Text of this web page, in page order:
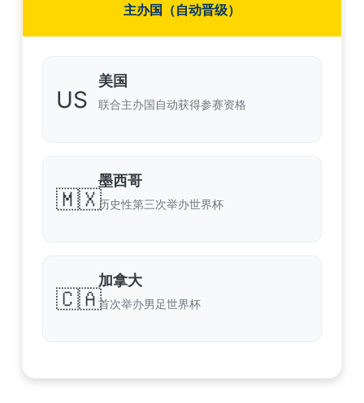
主办国（自动晋级）
US
美国
联合主办国自动获得参赛资格
🇲🇽
墨西哥
历史性第三次举办世界杯
🇨🇦
加拿大
首次举办男足世界杯